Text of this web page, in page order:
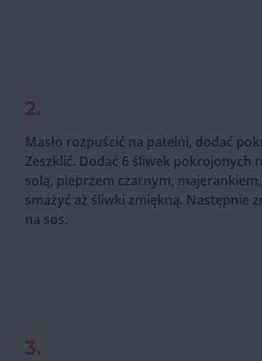
2.
Masło rozpuścić na patelni, dodać
Zeszklić. Dodać 6 śliwek pokrojonych
solą, pieprzem czarnym,
smażyć aż śliwki zmiękną. Następnie
na sos.
3.